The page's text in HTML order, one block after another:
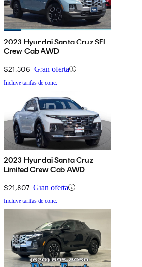
2023 Hyundai Santa Cruz SEL
Crew Cab AWD
$21,306 Gran oferta
Incluye tarifas de conc.
2023 Hyundai Santa Cruz
Limited Crew Cab AWD
$21,807 Gran oferta
Incluye tarifas de conc.